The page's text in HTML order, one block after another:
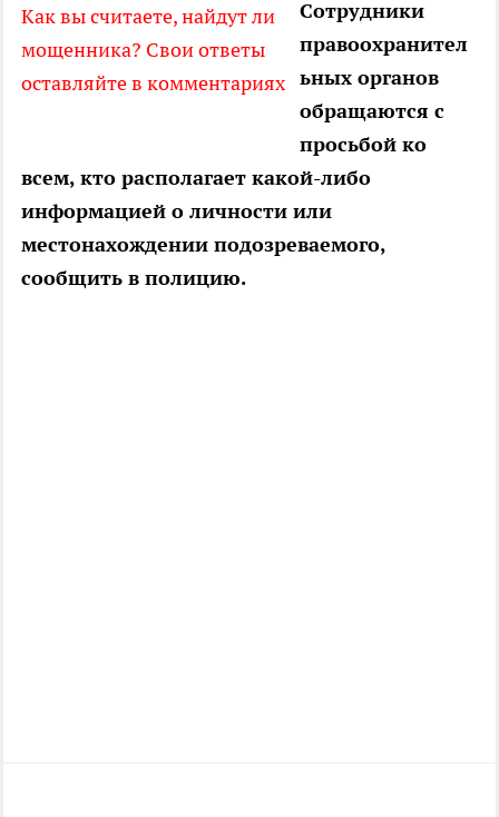
Как вы считаете, найдут ли
мощенника? Свои ответы
оставляйте в комментариях
Сотрудники
правоохранител
ьных органов
обращаются с
просьбой ко
всем, кто располагает какой-либо
информацией о личности или
местонахождении подозреваемого,
сообщить в полицию.